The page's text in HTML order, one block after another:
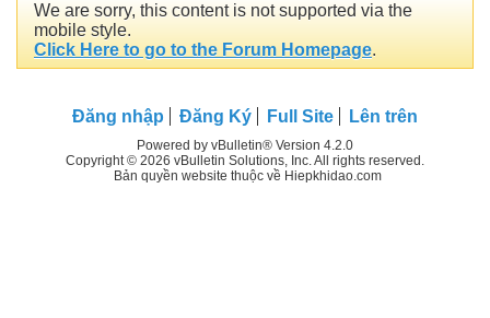
We are sorry, this content is not supported via the
mobile style.
Click Here to go to the Forum Homepage.
Đăng nhập Đăng Ký Full Site Lên trên
Powered by vBulletin® Version 4.2.0
Copyright © 2026 vBulletin Solutions, Inc. All rights reserved.
Bản quyền website thuộc về Hiepkhidao.com